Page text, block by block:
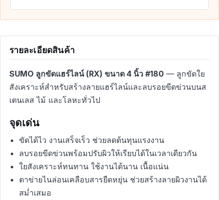
รายละเอียดสินค้า
SUMO ลูกขัดแฮร์ไลน์ (RX) ขนาด 4 นิ้ว #180— ลูกขัดใย
สังเคราะห์สำหรับสร้างลายแฮร์ไลน์และลบรอยขีดข่วนบนส
เตนเลส ไม้ และโลหะทั่วไป
จุดเด่น
ขัดได้ไว งานเสร็จเร็ว ช่วยลดต้นทุนแรงงาน
ลบรอยขีดข่วนพร้อมปรับผิวให้เรียบได้ในเวลาเดียวกัน
ใยสังเคราะห์ทนทาน ใช้งานได้นาน เนื้อแน่น
ตาข่ายไนล่อนเคลือบสารยืดหยุ่น ช่วยสร้างลายผิวงานได้
สม่ำเสมอ